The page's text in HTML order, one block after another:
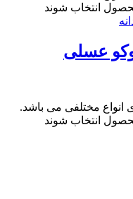
شوند
می باشد.
شوند